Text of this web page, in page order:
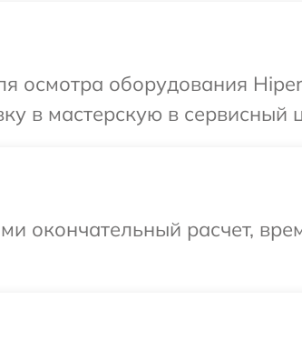
осмотра оборудования
в мастерскую в сервисный
окончательный расчет,